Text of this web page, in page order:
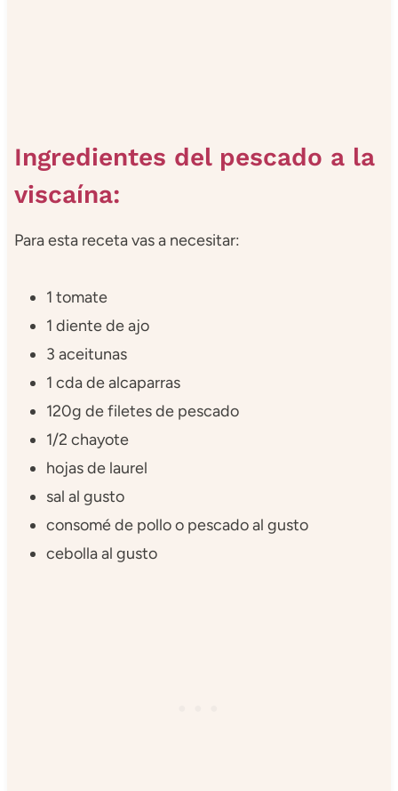
Ingredientes del pescado a la
viscaína:
Para esta receta vas a necesitar:
1 tomate
1 diente de ajo
3 aceitunas
1 cda de alcaparras
120g de filetes de pescado
1/2 chayote
hojas de laurel
sal al gusto
consomé de pollo o pescado al gusto
cebolla al gusto